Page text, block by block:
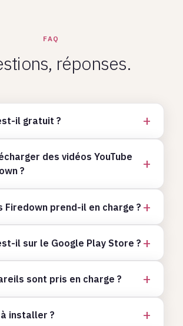
FAQ
réponses.
il gratuit ?
des vidéos YouTube
?
Firedown prend-il en charge ?
il sur le Google Play Store ?
sont pris en charge ?
installer ?